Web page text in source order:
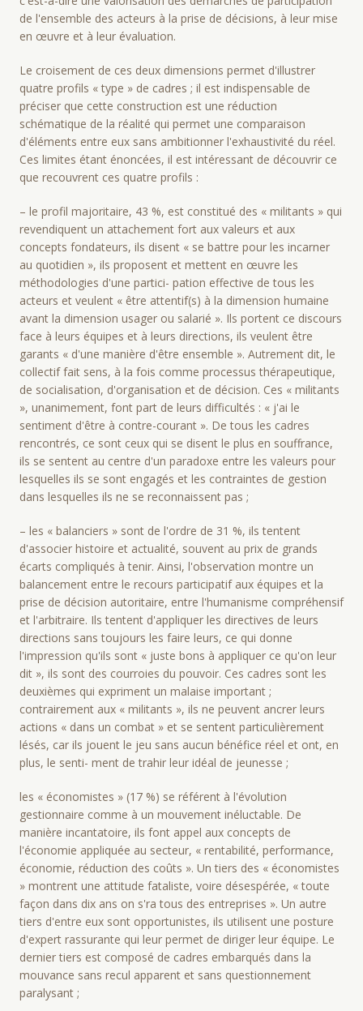
de l'ensemble des acteurs à la prise de décisions, à leur mise
en œuvre et à leur évaluation.
Le croisement de ces deux dimensions permet d'illustrer
quatre profils « type » de cadres ; il est indispensable de
préciser que cette construction est une réduction
schématique de la réalité qui permet une comparaison
d'éléments entre eux sans ambitionner l'exhaustivité du réel.
Ces limites étant énoncées, il est intéressant de découvrir ce
que recouvrent ces quatre profils :
– le profil majoritaire, 43 %, est constitué des « militants » qui
revendiquent un attachement fort aux valeurs et aux
concepts fondateurs, ils disent « se battre pour les incarner
au quotidien », ils proposent et mettent en œuvre les
méthodologies d'une partici- pation effective de tous les
acteurs et veulent « être attentif(s) à la dimension humaine
avant la dimension usager ou salarié ». Ils portent ce discours
face à leurs équipes et à leurs directions, ils veulent être
garants « d'une manière d'être ensemble ». Autrement dit, le
collectif fait sens, à la fois comme processus thérapeutique,
de socialisation, d'organisation et de décision. Ces « militants
», unanimement, font part de leurs difficultés : « j'ai le
sentiment d'être à contre-courant ». De tous les cadres
rencontrés, ce sont ceux qui se disent le plus en souffrance,
ils se sentent au centre d'un paradoxe entre les valeurs pour
lesquelles ils se sont engagés et les contraintes de gestion
dans lesquelles ils ne se reconnaissent pas ;
– les « balanciers » sont de l'ordre de 31 %, ils tentent
d'associer histoire et actualité, souvent au prix de grands
écarts compliqués à tenir. Ainsi, l'observation montre un
balancement entre le recours participatif aux équipes et la
prise de décision autoritaire, entre l'humanisme compréhensif
et l'arbitraire. Ils tentent d'appliquer les directives de leurs
directions sans toujours les faire leurs, ce qui donne
l'impression qu'ils sont « juste bons à appliquer ce qu'on leur
dit », ils sont des courroies du pouvoir. Ces cadres sont les
deuxièmes qui expriment un malaise important ;
contrairement aux « militants », ils ne peuvent ancrer leurs
actions « dans un combat » et se sentent particulièrement
lésés, car ils jouent le jeu sans aucun bénéfice réel et ont, en
plus, le senti- ment de trahir leur idéal de jeunesse ;
les « économistes » (17 %) se référent à l'évolution
gestionnaire comme à un mouvement inéluctable. De
manière incantatoire, ils font appel aux concepts de
l'économie appliquée au secteur, « rentabilité, performance,
économie, réduction des coûts ». Un tiers des « économistes
» montrent une attitude fataliste, voire désespérée, « toute
façon dans dix ans on s'ra tous des entreprises ». Un autre
tiers d'entre eux sont opportunistes, ils utilisent une posture
d'expert rassurante qui leur permet de diriger leur équipe. Le
dernier tiers est composé de cadres embarqués dans la
mouvance sans recul apparent et sans questionnement
paralysant ;